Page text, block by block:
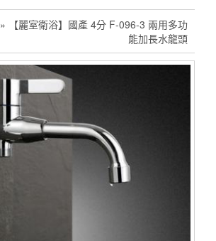
» 【麗室衛浴】國產 4分 F-096-3 兩用多功
能加長水龍頭